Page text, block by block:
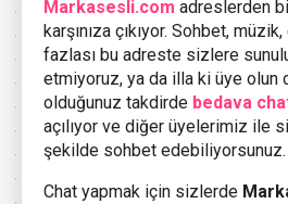
Markasesli.com adreslerden
karşınıza çıkıyor. Sohbet,
fazlası bu adreste sizlere
etmiyoruz, ya da illa ki üye olun
olduğunuz takdirde bedava
açılıyor ve diğer üyelerimiz ile
şekilde sohbet edebiliyorsunuz.
Chat yapmak için sizlerde